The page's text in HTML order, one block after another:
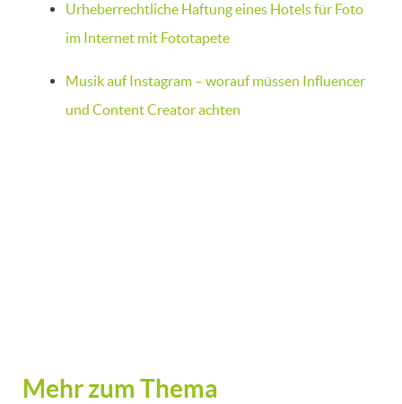
Urheberrechtliche Haftung eines Hotels für Foto
im Internet mit Fototapete
Musik auf Instagram – worauf müssen Influencer
und Content Creator achten
Mehr zum Thema